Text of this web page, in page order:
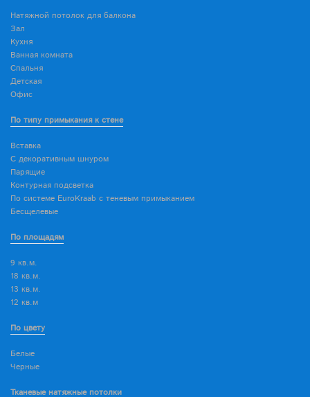
Натяжной потолок для балкона
Зал
Кухня
Ванная комната
Спальня
Детская
Офис
По типу примыкания к стене
Вставка
С декоративным шнуром
Парящие
Контурная подсветка
По системе EuroKraab с теневым примыканием
Бесщелевые
По площадям
9 кв.м.
18 кв.м.
13 кв.м.
12 кв.м
По цвету
Белые
Черные
Тканевые натяжные потолки